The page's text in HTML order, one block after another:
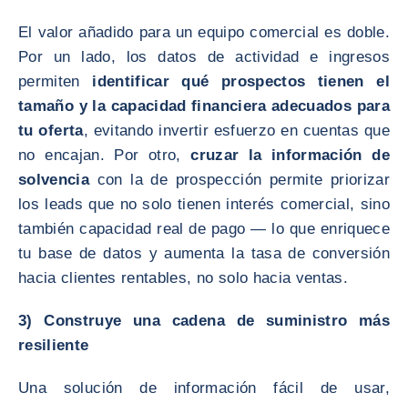
El valor añadido para un equipo comercial es doble.
Por un lado, los datos de actividad e ingresos
permiten identificar qué prospectos tienen el
tamaño y la capacidad financiera adecuados para
tu oferta, evitando invertir esfuerzo en cuentas que
no encajan. Por otro,cruzar la información de
solvenciacon la de prospección permite priorizar
los leads que no solo tienen interés comercial, sino
también capacidad real de pago — lo que enriquece
tu base de datos y aumenta la tasa de conversión
hacia clientes rentables, no solo hacia ventas.
3) Construye una cadena de suministro más
resiliente
Una solución de información fácil de usar,